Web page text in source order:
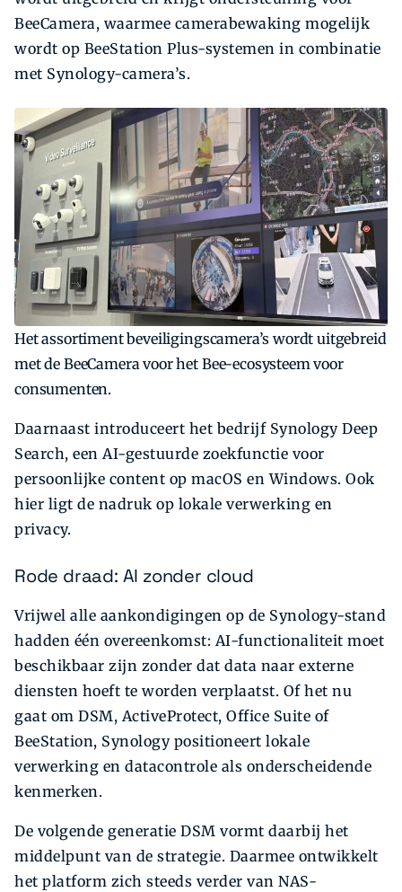
BeeCamera, waarmee camerabewaking mogelijk
wordt op BeeStation Plus-systemen in combinatie
met Synology-camera’s.
Het assortiment beveiligingscamera’s wordt uitgebreid
met de BeeCamera voor het Bee-ecosysteem voor
consumenten.
Daarnaast introduceert het bedrijf Synology Deep
Search, een AI-gestuurde zoekfunctie voor
persoonlijke content op macOS en Windows. Ook
hier ligt de nadruk op lokale verwerking en
privacy.
Rode draad: AI zonder cloud
Vrijwel alle aankondigingen op de Synology-stand
hadden één overeenkomst: AI-functionaliteit moet
beschikbaar zijn zonder dat data naar externe
diensten hoeft te worden verplaatst. Of het nu
gaat om DSM, ActiveProtect, Office Suite of
BeeStation, Synology positioneert lokale
verwerking en datacontrole als onderscheidende
kenmerken.
De volgende generatie DSM vormt daarbij het
middelpunt van de strategie. Daarmee ontwikkelt
het platform zich steeds verder van NAS-